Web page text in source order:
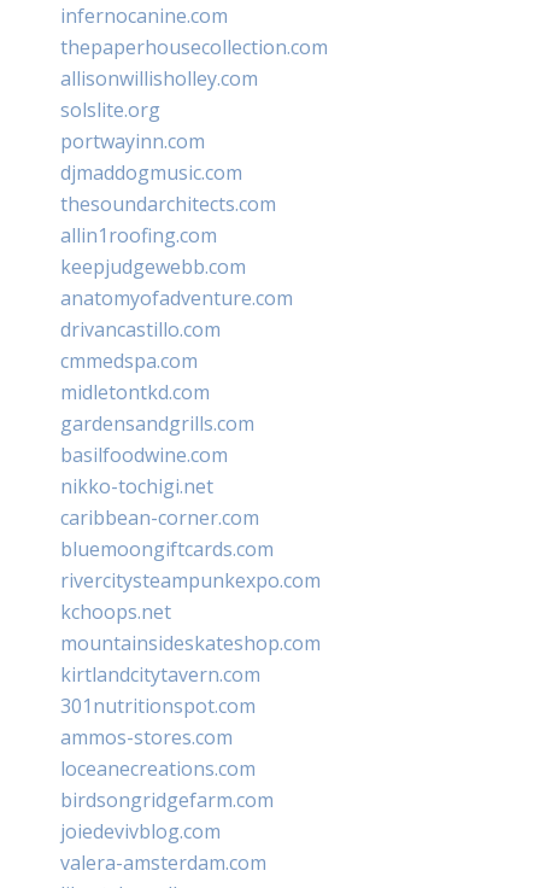
infernocanine.com
thepaperhousecollection.com
allisonwillisholley.com
solslite.org
portwayinn.com
djmaddogmusic.com
thesoundarchitects.com
allin1roofing.com
keepjudgewebb.com
anatomyofadventure.com
drivancastillo.com
cmmedspa.com
midletontkd.com
gardensandgrills.com
basilfoodwine.com
nikko-tochigi.net
caribbean-corner.com
bluemoongiftcards.com
rivercitysteampunkexpo.com
kchoops.net
mountainsideskateshop.com
kirtlandcitytavern.com
301nutritionspot.com
ammos-stores.com
loceanecreations.com
birdsongridgefarm.com
joiedevivblog.com
valera-amsterdam.com